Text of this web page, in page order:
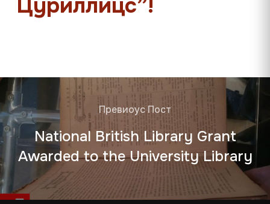
Превиоус Пост
National British Library Grant
Awarded to the University Library